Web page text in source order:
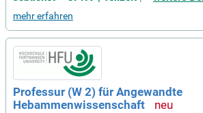
h für die Pflege und Versorgung von
ondere Mäusen, gemäß höchsten
nen Aufgaben gehören die tägliche
d die Unterstützung des Tierärzteteams.
u Hygienemaßnahmen in Tierräumen
rsuchsmäuse unter optimalen
zt und trage aktiv zum Wohlergehen
mehr erfahren
Professur (W 2) für Angewandte
Hebammenwissenschaft